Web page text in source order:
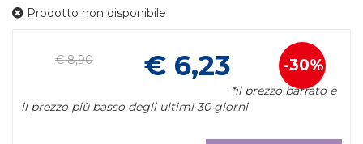
Prodotto non disponibile
Sconto
del
30%
€ 8,90 € 6,23
*il prezzo barrato è
il prezzo più basso degli ultimi 30 giorni